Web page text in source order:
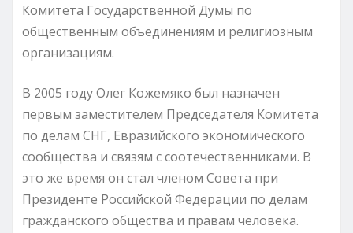
Комитета Государственной Думы по
общественным объединениям и религиозным
организациям.
В 2005 году Олег Кожемяко был назначен
первым заместителем Председателя Комитета
по делам СНГ, Евразийского экономического
сообщества и связям с соотечественниками. В
это же время он стал членом Совета при
Президенте Российской Федерации по делам
гражданского общества и правам человека.